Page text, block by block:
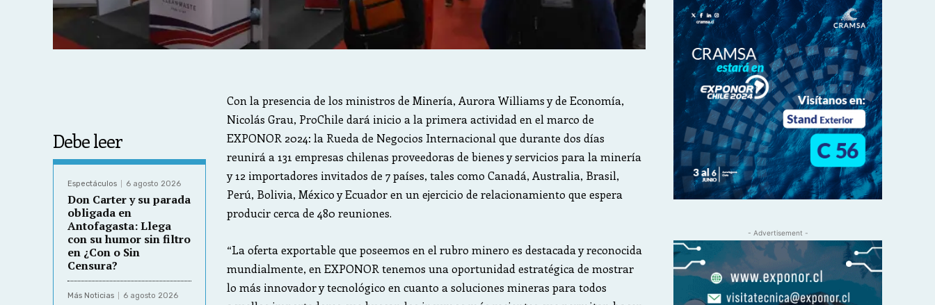
Debe leer
Espectáculos 6 agosto 2026
Don Carter y su parada
obligada en
Antofagasta: Llega
con su humor sin filtro
en ¿Con o Sin
Censura?
Más Noticias 6 agosto 2026
Con la presencia de los ministros de Minería, Aurora Williams y de Economía,
Nicolás Grau, ProChile dará inicio a la primera actividad en el marco de
EXPONOR 2024: la Rueda de Negocios Internacional que durante dos días
reunirá a 131 empresas chilenas proveedoras de bienes y servicios para la minería
y 12 importadores invitados de 7 países, tales como Canadá, Australia, Brasil,
Perú, Bolivia, México y Ecuador en un ejercicio de relacionamiento que espera
producir cerca de 480 reuniones.
“La oferta exportable que poseemos en el rubro minero es destacada y reconocida
mundialmente, en EXPONOR tenemos una oportunidad estratégica de mostrar
lo más innovador y tecnológico en cuanto a soluciones mineras para todos
- Advertisement -